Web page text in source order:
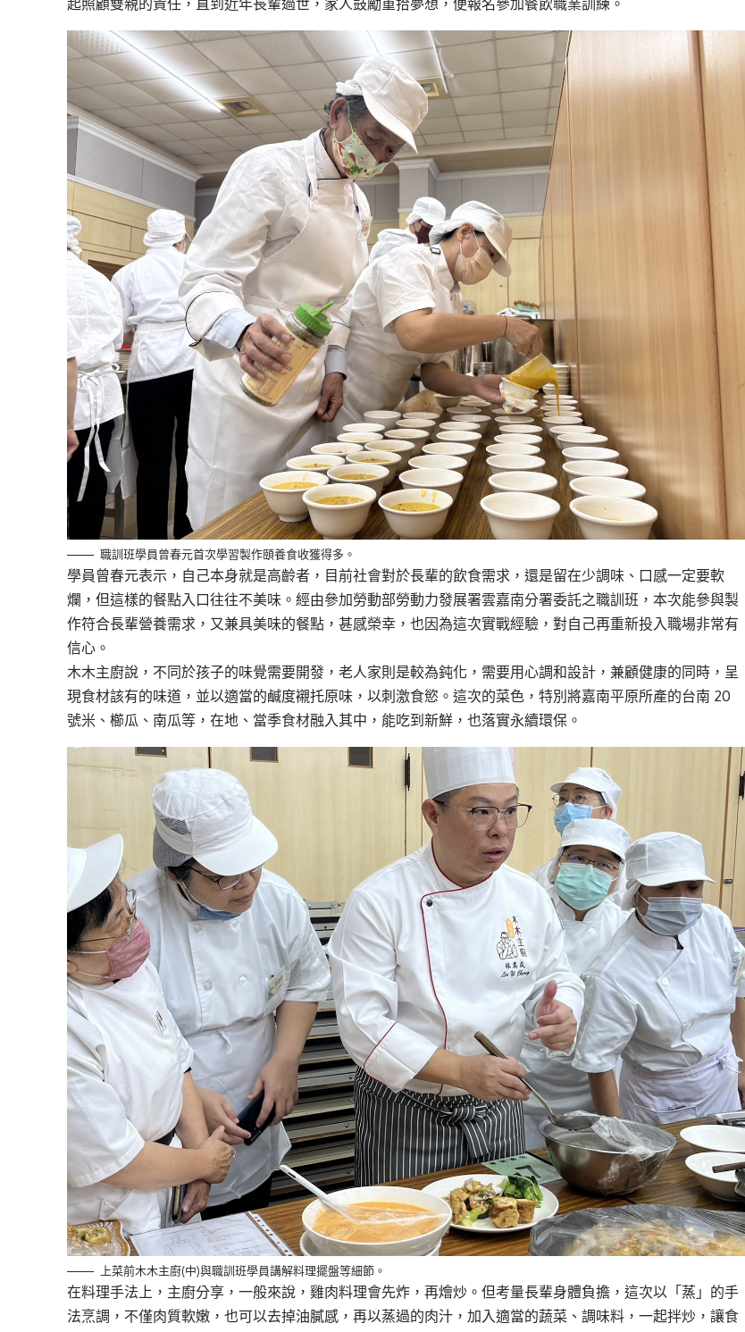
職訓班學員曾春元首次學習製作頤養食收獲得多。
學員曾春元表示，自己本身就是高齡者，目前社會對於長輩的飲食需求，還是留在少調味、口感一定要軟
爛，但這樣的餐點入口往往不美味。經由參加勞動部勞動力發展署雲嘉南分署委託之職訓班，本次能參與製
作符合長輩營養需求，又兼具美味的餐點，甚感榮幸，也因為這次實戰經驗，對自己再重新投入職場非常有
信心。
木木主廚說，不同於孩子的味覺需要開發，老人家則是較為鈍化，需要用心調和設計，兼顧健康的同時，呈
現食材該有的味道，並以適當的鹹度襯托原味，以刺激食慾。這次的菜色，特別將嘉南平原所產的台南 20
號米、櫛瓜、南瓜等，在地、當季食材融入其中，能吃到新鮮，也落實永續環保。
上菜前木木主廚(中)與職訓班學員講解料理擺盤等細節。
在料理手法上，主廚分享，一般來說，雞肉料理會先炸，再燴炒。但考量長輩身體負擔，這次以「蒸」的手
法烹調，不僅肉質軟嫩，也可以去掉油膩感，再以蒸過的肉汁，加入適當的蔬菜、調味料，一起拌炒，讓食